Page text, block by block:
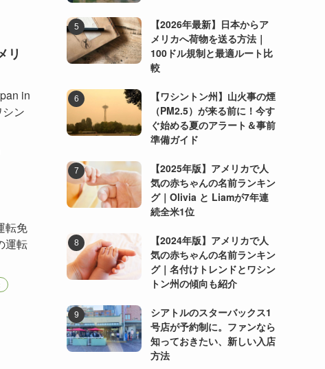
リ
in
ン
転免
運転
【2026年最新】日本からア
メリカへ荷物を送る方法｜
100ドル規制と最適ルート比
較
【ワシントン州】山火事の煙
（PM2.5）が来る前に！今す
ぐ始める夏のアラート＆事前
準備ガイド
【2025年版】アメリカで人
気の赤ちゃんの名前ランキン
グ｜Olivia と Liamが7年連
続全米1位
【2024年版】アメリカで人
気の赤ちゃんの名前ランキン
グ｜名付けトレンドとワシン
トン州の傾向も紹介
シアトルのスターバックス1
号店が予約制に。ファンなら
知っておきたい、新しい入店
方法